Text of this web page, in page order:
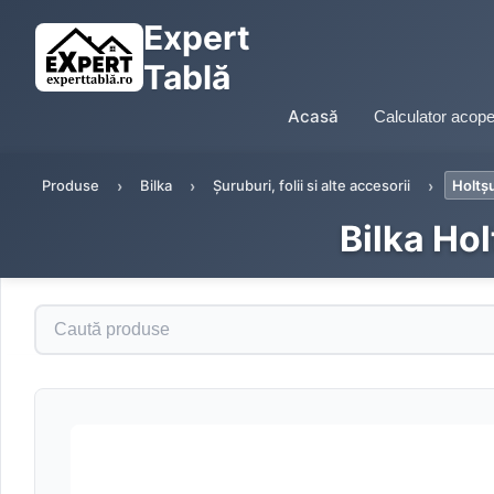
Expert
Tablă
Acasă Calculator
Produse Bilka Șuruburi, folii si alte accesorii
Bilka
Caută produse